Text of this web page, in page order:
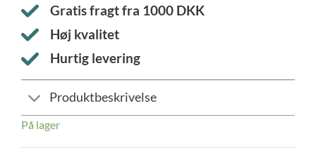
Gratis fragt fra 1000 DKK
Høj kvalitet
Hurtig levering
Produktbeskrivelse
På lager